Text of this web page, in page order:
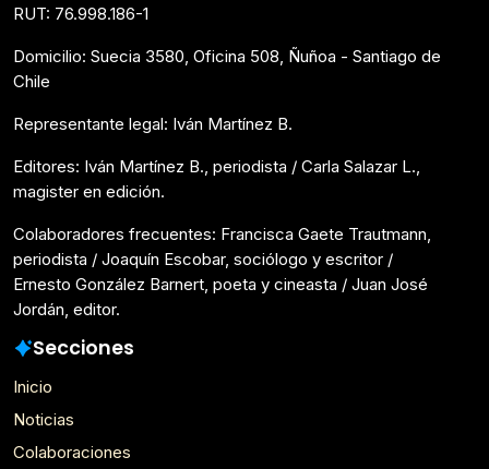
RUT: 76.998.186-1
Domicilio: Suecia 3580, Oficina 508, Ñuñoa - Santiago de
Chile
Representante legal: Iván Martínez B.
Editores: Iván Martínez B., periodista / Carla Salazar L.,
magister en edición.
Colaboradores frecuentes: Francisca Gaete Trautmann,
periodista / Joaquín Escobar, sociólogo y escritor /
Ernesto González Barnert, poeta y cineasta / Juan José
Jordán, editor.
Secciones
Inicio
Noticias
Colaboraciones